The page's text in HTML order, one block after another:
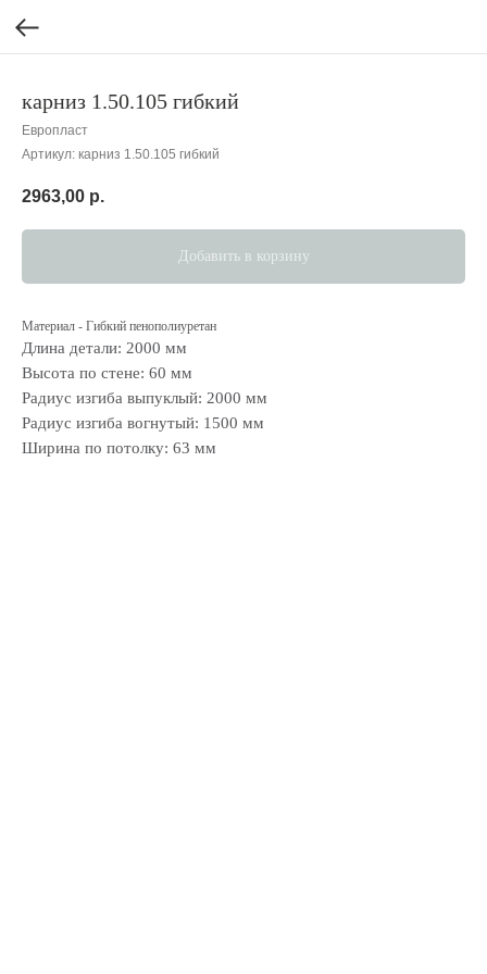
карниз 1.50.105 гибкий
Европласт
Артикул: карниз 1.50.105 гибкий
2963,00 р.
Добавить в корзину
Материал - Гибкий пенополиуретан
Длина детали: 2000 мм
Высота по стене: 60 мм
Радиус изгиба выпуклый: 2000 мм
Радиус изгиба вогнутый: 1500 мм
Ширина по потолку: 63 мм